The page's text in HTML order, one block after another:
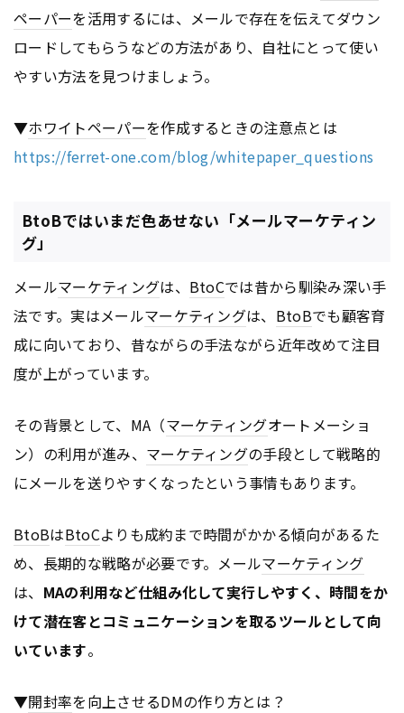
ペーパーを活用するには、メールで存在を伝えてダウン
ロードしてもらうなどの方法があり、自社にとって使い
やすい方法を見つけましょう。
▼ホワイトペーパーを作成するときの注意点とは
https://ferret-one.com/blog/whitepaper_questions
BtoBではいまだ色あせない「メールマーケティン
グ」
メールマーケティングは、 BtoCでは昔から馴染み深い手
法です。実はメールマーケティングは、 BtoBでも顧客育
成に向いており、昔ながらの手法ながら近年改めて注目
度が上がっています。
その背景として、MA（マーケティングオートメーショ
ン）の利用が進み、 マーケティングの手段として戦略的
にメールを送りやすくなったという事情もあります。
BtoBはBtoCよりも成約まで時間がかかる傾向があるた
め、長期的な戦略が必要です。メールマーケティング
は、 MAの利用など仕組み化して実行しやすく、時間をか
けて潜在客とコミュニケーションを取るツールとして向
いています。
▼開封率を向上させるDMの作り方とは？